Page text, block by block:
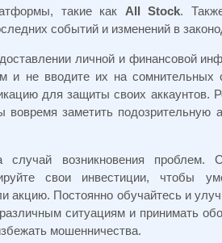
такие как All Stock.
событий и изменений в
личной и финансовой
и не вводите их на сомнительных
для защиты своих аккаунтов.
заметить подозрительную
возникновения проблем.
свои инвестиции, чтобы
акцию. Постоянно обучайтесь и
ситуациям и принимать
мошенничества.